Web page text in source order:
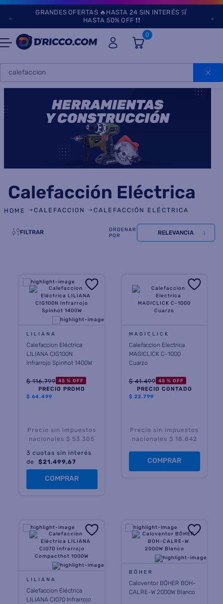
GRANDES OFERTAS 🔥HASTA 24 SIN INTERÉS 🛒
HASTA 50% OFF ❗❗
0
Buscar
Calefacción Eléctrica
CALEFACCION CALEFACCIÓN ELÉCTRICA
FILTRAR RELEVANCIA
LILIANA
Calefaccion Eléctrica
LILIANA CIG100N
Infrarrojo Spinhot 1400W
$ 116.799 45 % OFF
PRECIO PROMO
$ 64.499
Precio sin impuestos
nacionales $ 53.305
3 cuotas sin interés
de $21.499,67
COMPRAR
MAGICLICK
Calefaccion Electrica
MAGICLICK C-1000
Cuarzo
$ 41.499 45 % OFF
PRECIO CONTADO
$ 22.799
Precio sin impuestos
nacionales $ 18.842
COMPRAR
LILIANA
Calefaccion Eléctrica
LILIANA CI070 Infrarrojo
BÖHER
Caloventor BÖHER BOH-
CALRE-W 2000W Blanco